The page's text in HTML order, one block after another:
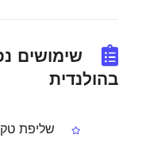
בהולנדית
שליפת